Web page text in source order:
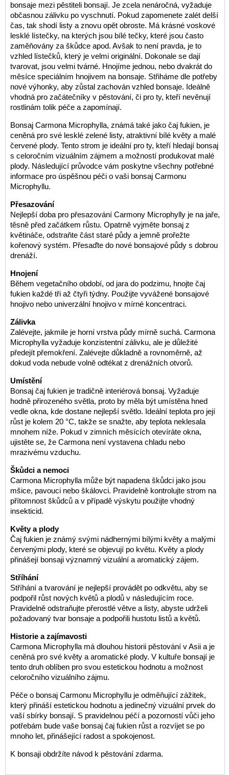
bonsaje mezi pěstiteli bonsají. Je zcela nenáročná, vyžaduje
občasnou zálivku po vyschnutí. Pokud zapomenete zalét delší
čas, tak shodí listy a znovu opět obroste. Má krásné voskové
lesklé lístečky, na kterých jsou bílé tečky, které jsou často
zaměňovány za škůdce apod. Avšak to není pravda, je to
vzhled lístečků, který je velmi originální. Dokonale se dají
tvarovat, jsou velmi tvárné. Hnojíme jednou, nebo dvakrát do
měsíce speciálním hnojivem na bonsaje. Střiháme dle potřeby
nové výhonky, aby zůstal zachován vzhled bonsaje. Ideálně
vhodná pro začátečníky v pěstování, či pro ty, kteří nevěnují
rostlinám tolik péče a zapomínají.
Bonsaj Carmona Microphylla, známá také jako čaj fukien, je
ceněná pro své lesklé zelené listy, atraktivní bílé květy a malé
červené plody. Tento strom je ideální pro ty, kteří hledají bonsaj
s celoročním vizuálním zájmem a možností produkovat malé
plody. Následující průvodce vám poskytne všechny potřebné
informace pro úspěšnou péči o vaši bonsaj Carmonu
Microphyllu.
Přesazování
Nejlepší doba pro přesazování Carmony Microphylly je na jaře,
těsně před začátkem růstu. Opatrně vyjměte bonsaj z
květináče, odstraňte část staré půdy a jemně prořežte
kořenový systém. Přesaďte do nové bonsajové půdy s dobrou
drenáží.
Hnojení
Během vegetačního období, od jara do podzimu, hnojte čaj
fukien každé tři až čtyři týdny. Použijte vyvážené bonsajové
hnojivo nebo univerzální hnojivo v mírné koncentraci.
Zálivka
Zalévejte, jakmile je horní vrstva půdy mírně suchá. Carmona
Microphylla vyžaduje konzistentní zálivku, ale je důležité
předejít přemokření. Zalévejte důkladně a rovnoměrně, až
dokud voda nebude volně odtékat z drenážních otvorů.
Umístění
Bonsaj čaj fukien je tradičně interiérová bonsaj. Vyžaduje
hodně přirozeného světla, proto by měla být umístěna hned
vedle okna, kde dostane nejlepší světlo. Ideální teplota pro její
růst je kolem 20 °C, takže se snažte, aby teplota neklesala
mnohem níže. Pokud v zimních měsících otevíráte okna,
ujistěte se, že Carmona není vystavena chladu nebo
mrazivému vzduchu.
Škůdci a nemoci
Carmona Microphylla může být napadena škůdci jako jsou
mšice, pavouci nebo škálovci. Pravidelně kontrolujte strom na
přítomnost škůdců a v případě výskytu použijte vhodný
insekticid.
Květy a plody
Čaj fukien je známý svými nádhernými bílými květy a malými
červenými plody, které se objevují po květu. Květy a plody
přinášejí bonsaji významný vizuální a aromatický zájem.
Stříhání
Stříhání a tvarování je nejlepší provádět po odkvětu, aby se
podpořil růst nových květů a plodů v následujícím roce.
Pravidelně odstraňujte přerostlé větve a listy, abyste udrželi
požadovaný tvar bonsaje a podpořili hustotu listů a květů.
Historie a zajímavosti
Carmona Microphylla má dlouhou historii pěstování v Asii a je
ceněná pro své květy a aromatické plody. V kultuře bonsají je
tento druh oblíben pro svou estetickou hodnotu a možnost
celoročního vizuálního zájmu.
Péče o bonsaj Carmonu Microphyllu je odměňující zážitek,
který přináší estetickou hodnotu a jedinečný vizuální prvek do
vaší sbírky bonsají. S pravidelnou péčí a pozorností vůči jeho
potřebám bude vaše bonsaj čaj fukien růst a rozvíjet se po
mnoho let, přinášející radost a spokojenost.
K bonsaji obdržíte návod k pěstování zdarma.